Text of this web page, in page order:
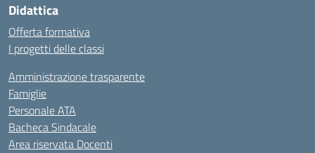
Didattica
Offerta formativa
I progetti delle classi
Amministrazione trasparente
Famiglie
Personale ATA
Bacheca Sindacale
Area riservata Docenti